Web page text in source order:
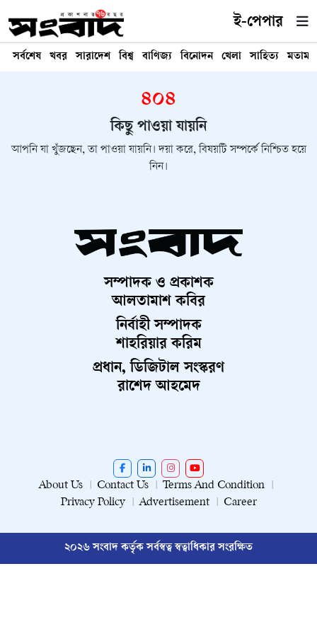
ই-পেপার
সর্বশেষ খবর সারাদেশ বিশ্ব বাণিজ্য বিনোদন খেলা সাহিত্য মতামত
৪০৪
কিছু পাওয়া যায়নি
আপনি যা খুঁজছেন, তা পাওয়া যায়নি। দয়া করে, বিষয়টি সম্পর্কে নিশ্চিত হয়ে
নিন।
সম্পাদক ও প্রকাশক
আলতামাশ কবির
নির্বাহী সম্পাদক
শাহরিয়ার করিম
প্রধান, ডিজিটাল সংস্করণ
রাশেদ আহমেদ
About Us Contact Us
Terms And Condition
Privacy Policy
Advertisement Career
২০২৬ সংবাদ কর্তৃক সর্বস্বত্ব স্বত্বাধিকার সংরক্ষিত